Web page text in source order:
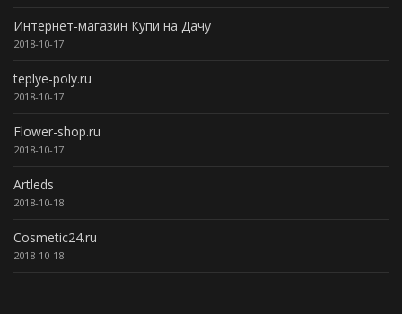
Интернет-магазин Купи на Дачу
2018-10-17
teplye-poly.ru
2018-10-17
Flower-shop.ru
2018-10-17
Artleds
2018-10-18
Cosmetic24.ru
2018-10-18